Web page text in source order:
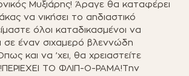
Μυξιάρης! Άραγε θα καταφέρει
να νικήσει το αηδιαστικό
όλοι καταδικασμένοι να
σε έναν σιχαμερό βλεννώδη
και να ’χει, θα χρειαστείτε
ΤΟ ΦΛΙΠ-Ο-ΡΑΜΑ!Την